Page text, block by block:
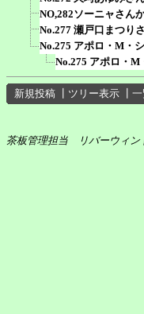
NO,282ソーニャさん
No.277 瀬戸口まつり
No.275 アポロ・M・
No.275 アポロ・M
新規投稿 ツリー表示
茶板管理担当 リバーウィン